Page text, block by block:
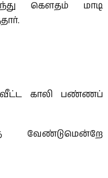
கௌதம் மாடி
வீட்ட காலி பண்ணப்
வேண்டுமென்றே